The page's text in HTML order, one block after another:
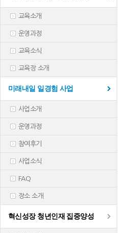
교육소개
운영과정
교육소식
교육장 소개
미래내일 일경험 사업
사업소개
운영과정
참여후기
사업소식
FAQ
장소 소개
혁신성장 청년인재 집중양성